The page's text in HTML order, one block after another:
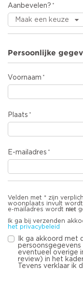
Aanbevelen?
Persoonlijke
Voornaam
Plaats
E-mailadres
Velden met * zijn
woonplaats invult
e-mailadres wordt niet
Ik ga bij verzenden
het privacybeleid
Ik ga akkoord met
persoonsgegevens
eventueel overige
review) in het
Tevens verklaar